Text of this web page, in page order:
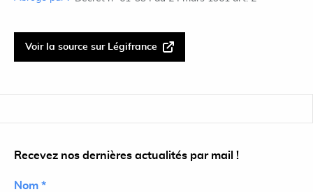
Voir la source sur Légifrance
Recevez nos dernières actualités par mail !
Nom *